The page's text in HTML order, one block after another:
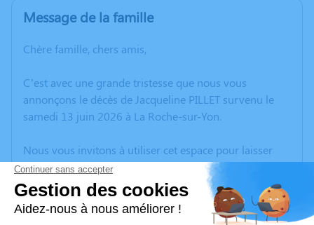
Message de la famille
Chère famille, chers amis,
C’est avec une grande tristesse que nous vous
annonçons le décès de Jacqueline PILLET survenu le
samedi 13 juin 2026 à La Roche-sur-Yon.
Nous vous invitons à utiliser cet espace pour laisser
vos condoléances, partager des photos souvenirs, une
anecdote ou exprimer vos pensées à travers des
poèmes ou des textes. Cet endroit est un lieu
d'expression dédié à honorer la mémoire de Jacqueline